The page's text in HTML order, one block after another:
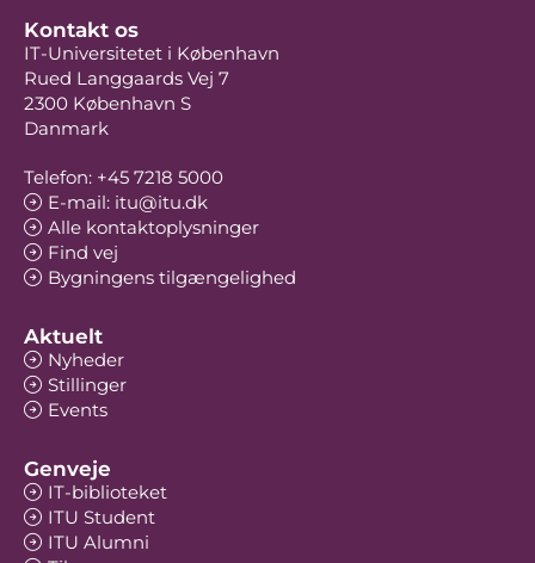
Kontakt os
IT-Universitetet i København
Rued Langgaards Vej 7
2300 København S
Danmark
Telefon: +45 7218 5000
E-mail: itu@itu.dk
Alle kontaktoplysninger
Find vej
Bygningens tilgængelighed
Aktuelt
Nyheder
Stillinger
Events
Genveje
IT-biblioteket
ITU Student
ITU Alumni